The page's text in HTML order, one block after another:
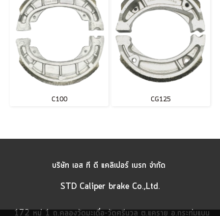
C100 CG125
บริษัท เอส ที ดี แคลิเปอร์ เบรก จำกัด
STD Caliper brake Co.,Ltd.
172 หมู่ 1 ถ.คลองวัดมะเดื่อ-วัดศรีนวล ต.แคราย อ.กระทุ่มแบน